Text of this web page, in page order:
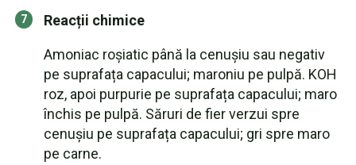
Reacții chimice
Amoniac roșiatic până la cenușiu sau negativ
pe suprafața capacului; maroniu pe pulpă. KOH
roz, apoi purpurie pe suprafața capacului; maro
închis pe pulpă. Săruri de fier verzui spre
cenușiu pe suprafața capacului; gri spre maro
pe carne.